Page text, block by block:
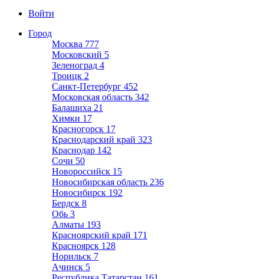
Войти
Город
Москва 777
Московский 5
Зеленоград 4
Троицк 2
Санкт-Петербург 452
Московская область 342
Балашиха 21
Химки 17
Красногорск 17
Краснодарский край 323
Краснодар 142
Сочи 50
Новороссийск 15
Новосибирская область 236
Новосибирск 192
Бердск 8
Обь 3
Алматы 193
Красноярский край 171
Красноярск 128
Норильск 7
Ачинск 5